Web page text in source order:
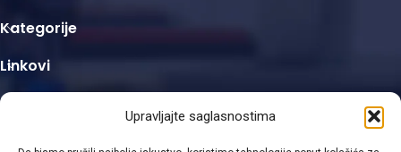
Upravljajte saglasnostima
Kategorije
Linkovi
Kontakt informacije